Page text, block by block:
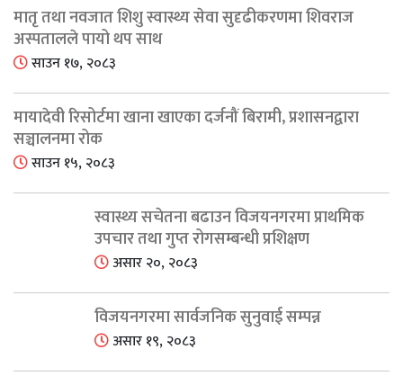
मातृ तथा नवजात शिशु स्वास्थ्य सेवा सुदृढीकरणमा शिवराज
अस्पतालले पायो थप साथ
साउन १७, २०८३
मायादेवी रिसोर्टमा खाना खाएका दर्जनौं बिरामी, प्रशासनद्वारा
सञ्चालनमा रोक
साउन १५, २०८३
स्वास्थ्य सचेतना बढाउन विजयनगरमा प्राथमिक
उपचार तथा गुप्त रोगसम्बन्धी प्रशिक्षण
असार २०, २०८३
विजयनगरमा सार्वजनिक सुनुवाई सम्पन्न
असार १९, २०८३